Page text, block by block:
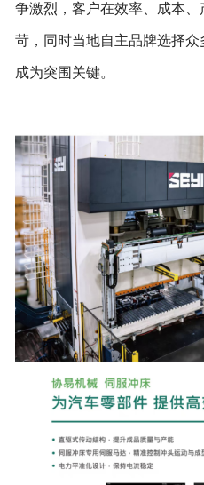
争激烈，客户在效率、成本
苛，同时当地自主品牌选择
成为突围关键。